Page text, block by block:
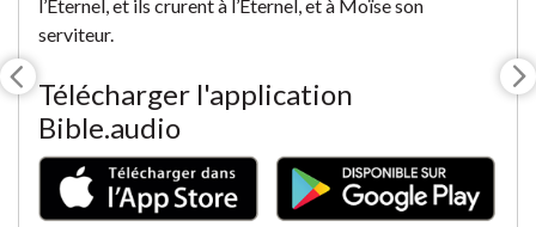
l’Éternel, et ils crurent à l’Éternel, et à Moïse son
serviteur.
Télécharger l'application
Bible.audio